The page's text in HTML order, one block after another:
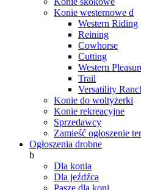
Konie westernowe d
Western Riding
Reining
Cowhorse
Cutting
Western
Trail
Versatility
Konie do woltyżerki
Konie rekreacyjne
Sprzedawcy
Zamieść ogłoszenie
Ogłoszenia drobne
b
Dla konia
Dla jeźdźca
Pasze dla koni